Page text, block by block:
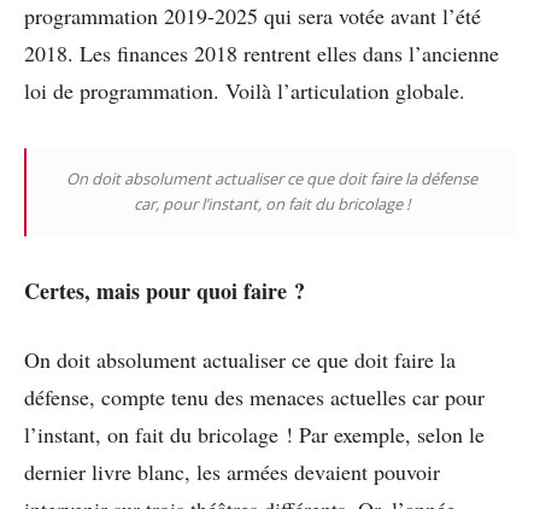
programmation 2019-2025 qui sera votée avant l’été
2018. Les finances 2018 rentrent elles dans l’ancienne
loi de programmation. Voilà l’articulation globale.
On doit absolument actualiser ce que doit faire la défense
car, pour l’instant, on fait du bricolage !
Certes, mais pour quoi faire ?
On doit absolument actualiser ce que doit faire la
défense, compte tenu des menaces actuelles car pour
l’instant, on fait du bricolage ! Par exemple, selon le
dernier livre blanc, les armées devaient pouvoir